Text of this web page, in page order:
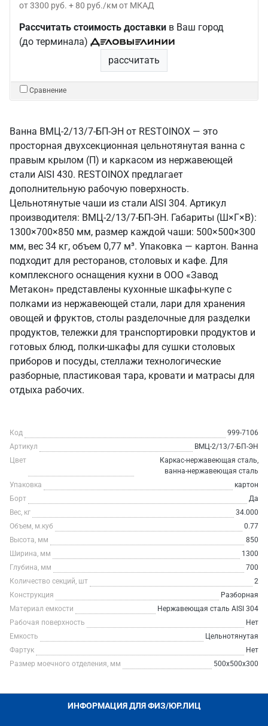
от 3300 руб. + 80 руб./км от МКАД
Рассчитать стоимость доставки в Ваш город
(до терминала)
рассчитать
Сравнение
Ванна ВМЦ-2/13/7-БП-ЭН от RESTOINOX — это
просторная двухсекционная цельнотянутая ванна с
правым крылом (П) и каркасом из нержавеющей
стали AISI 430. RESTOINOX предлагает
дополнительную рабочую поверхность.
Цельнотянутые чаши из стали AISI 304. Артикул
производителя: ВМЦ-2/13/7-БП-ЭН. Габариты (Ш×Г×В):
1300×700×850 мм, размер каждой чаши: 500×500×300
мм, вес 34 кг, объем 0,77 м³. Упаковка — картон. Ванна
подходит для ресторанов, столовых и кафе. Для
комплексного оснащения кухни в ООО «Завод
Метакон» представлены кухонные шкафы-купе с
полками из нержавеющей стали, лари для хранения
овощей и фруктов, столы разделочные для разделки
продуктов, тележки для транспортировки продуктов и
готовых блюд, полки-шкафы для сушки столовых
приборов и посуды, стеллажи технологические
разборные, пластиковая тара, кровати и матрасы для
отдыха рабочих.
Код
999-7106
Артикул
ВМЦ-2/13/7-БП-ЭН
Цвет
Каркас-нержавеющая сталь,
ванна-нержавеющая сталь
Упаковка
картон
Борт
Да
Вес, кг
34.000
Объем, м.куб
0.77
Высота, мм
850
Ширина, мм
1300
Глубина, мм
700
Количество секций, шт
2
Конструкция
Разборная
Материал емкости
Нержавеющая сталь AISI 304
Рабочая поверхность
Нет
Емкость
Цельнотянутая
Фартук
Нет
Размер моечного отделения, мм
500х500х300
ИНФОРМАЦИЯ ДЛЯ ФИЗ/ЮР.ЛИЦ